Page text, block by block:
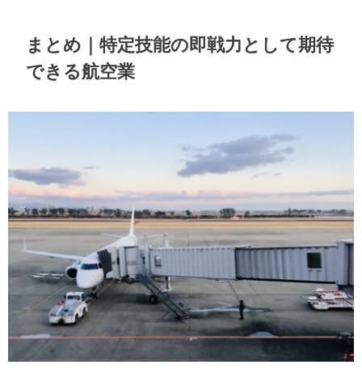
まとめ｜特定技能の即戦力として期待
できる航空業